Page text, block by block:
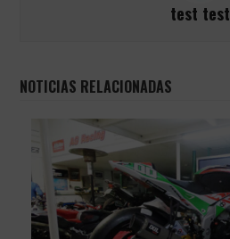
test test
NOTICIAS RELACIONADAS